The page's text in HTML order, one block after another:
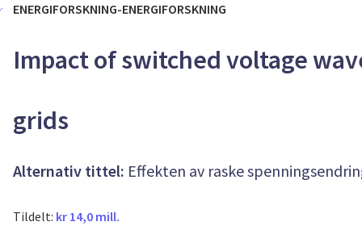
ENERGIFORSKNING-ENERGIFORSKNING
Impact of switched voltage
grids
Alternativ tittel: Effekten av raske
Tildelt: kr 14,0 mill.